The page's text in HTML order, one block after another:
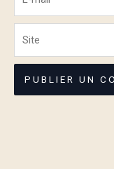
mail*